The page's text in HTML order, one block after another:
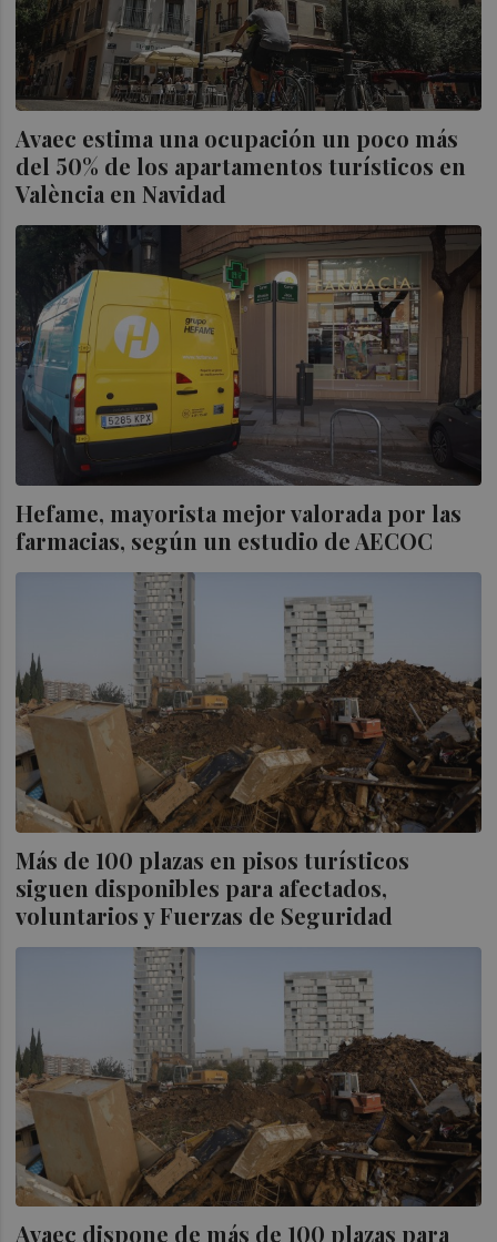
Avaec estima una ocupación un poco más
del 50% de los apartamentos turísticos en
València en Navidad
Hefame, mayorista mejor valorada por las
farmacias, según un estudio de AECOC
Más de 100 plazas en pisos turísticos
siguen disponibles para afectados,
voluntarios y Fuerzas de Seguridad
Avaec dispone de más de 100 plazas para